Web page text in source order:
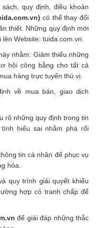
quy định, điều khoản
có thể thay đổi
thiết. Những quy định mới
Website: tuida.com.vn.
nhằm: Giảm thiểu những
hội công bằng cho tất cả
hàng trực tuyến thú vị.
về mua bán, giao dịch
rõ những quy định trong tin
tình hiểu sai nhằm phá rối
tin cá nhân để phục vụ
hóa.
quy trình giải quyết khiếu
hợp có tranh chấp để
để giải đáp những thắc